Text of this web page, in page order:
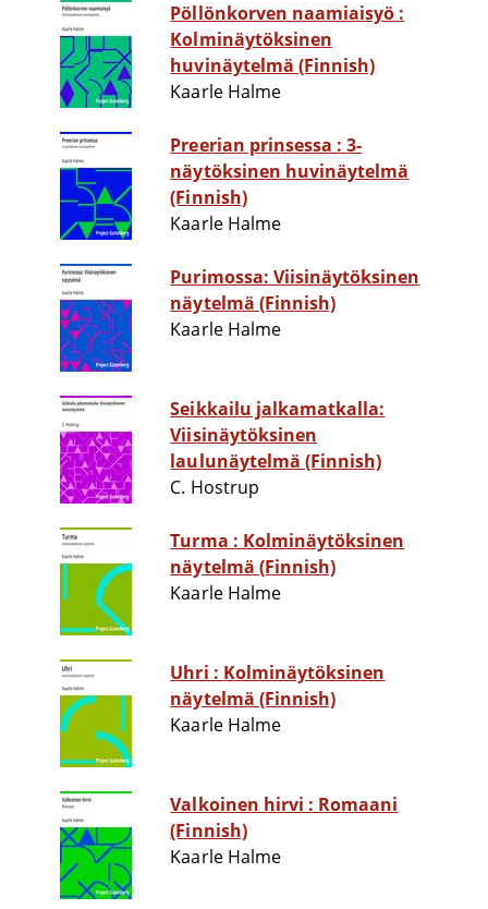
Pöllönkorven naamiaisyö :
Kolminäytöksinen
huvinäytelmä (Finnish)
Kaarle Halme
Preerian prinsessa : 3-
näytöksinen huvinäytelmä
(Finnish)
Kaarle Halme
Purimossa: Viisinäytöksinen
näytelmä (Finnish)
Kaarle Halme
Seikkailu jalkamatkalla:
Viisinäytöksinen
laulunäytelmä (Finnish)
C. Hostrup
Turma : Kolminäytöksinen
näytelmä (Finnish)
Kaarle Halme
Uhri : Kolminäytöksinen
näytelmä (Finnish)
Kaarle Halme
Valkoinen hirvi : Romaani
(Finnish)
Kaarle Halme